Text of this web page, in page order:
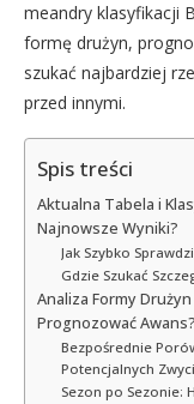
meandry klasyfikacji
formę drużyn,
szukać najbardziej
przed innymi.
Spis treści
Aktualna Tabela i
Najnowsze Wyniki?
Jak Szybko
Gdzie Szukać
Analiza Formy
Prognozować Awans?
Bezpośrednie
Potencjalnych
Sezon po Sezonie: